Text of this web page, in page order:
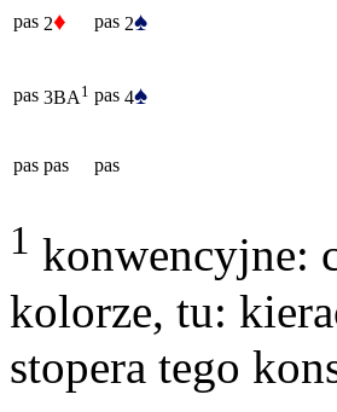
pas 2♦ pas 2♠
pas 3BA 1 pas 4♠
pas pas pas
1 konwencyjne:
kolorze, tu:
stopera tego